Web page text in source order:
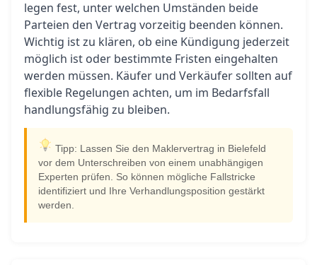
legen fest, unter welchen Umständen beide
Parteien den Vertrag vorzeitig beenden können.
Wichtig ist zu klären, ob eine Kündigung jederzeit
möglich ist oder bestimmte Fristen eingehalten
werden müssen. Käufer und Verkäufer sollten auf
flexible Regelungen achten, um im Bedarfsfall
handlungsfähig zu bleiben.
Tipp: Lassen Sie den Maklervertrag in Bielefeld
vor dem Unterschreiben von einem unabhängigen
Experten prüfen. So können mögliche Fallstricke
identifiziert und Ihre Verhandlungsposition gestärkt
werden.